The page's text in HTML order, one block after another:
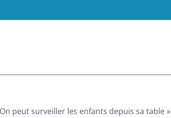
peut surveiller les enfants depuis sa table »